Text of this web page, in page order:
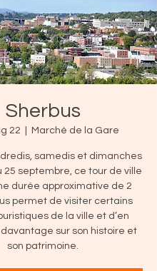
Sherbus
22 Marché de la Gare
samedis et dimanches
25 septembre, ce tour de ville
durée approximative de 2
permet de visiter certains
de la ville et d’en
sur son histoire et
son patrimoine.